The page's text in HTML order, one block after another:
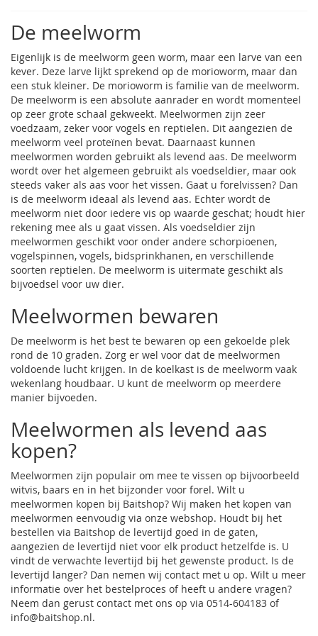
De meelworm
Eigenlijk is de meelworm geen worm, maar een larve van een
kever. Deze larve lijkt sprekend op de morioworm, maar dan
een stuk kleiner. De morioworm is familie van de meelworm.
De meelworm is een absolute aanrader en wordt momenteel
op zeer grote schaal gekweekt. Meelwormen zijn zeer
voedzaam, zeker voor vogels en reptielen. Dit aangezien de
meelworm veel proteïnen bevat. Daarnaast kunnen
meelwormen worden gebruikt als levend aas. De meelworm
wordt over het algemeen gebruikt als voedseldier, maar ook
steeds vaker als aas voor het vissen. Gaat u forelvissen? Dan
is de meelworm ideaal als levend aas. Echter wordt de
meelworm niet door iedere vis op waarde geschat; houdt hier
rekening mee als u gaat vissen. Als voedseldier zijn
meelwormen geschikt voor onder andere schorpioenen,
vogelspinnen, vogels, bidsprinkhanen, en verschillende
soorten reptielen. De meelworm is uitermate geschikt als
bijvoedsel voor uw dier.
Meelwormen bewaren
De meelworm is het best te bewaren op een gekoelde plek
rond de 10 graden. Zorg er wel voor dat de meelwormen
voldoende lucht krijgen. In de koelkast is de meelworm vaak
wekenlang houdbaar. U kunt de meelworm op meerdere
manier bijvoeden.
Meelwormen als levend aas
kopen?
Meelwormen zijn populair om mee te vissen op bijvoorbeeld
witvis, baars en in het bijzonder voor forel. Wilt u
meelwormen kopen bij Baitshop? Wij maken het kopen van
meelwormen eenvoudig via onze webshop. Houdt bij het
bestellen via Baitshop de levertijd goed in de gaten,
aangezien de levertijd niet voor elk product hetzelfde is. U
vindt de verwachte levertijd bij het gewenste product. Is de
levertijd langer? Dan nemen wij contact met u op. Wilt u meer
informatie over het bestelproces of heeft u andere vragen?
Neem dan gerust contact met ons op via 0514-604183 of
info@baitshop.nl.